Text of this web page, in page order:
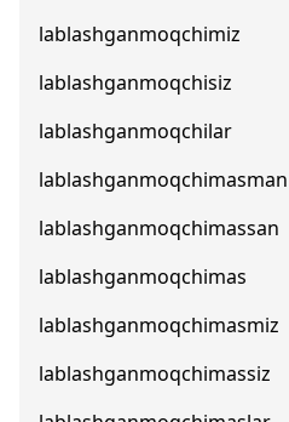
lablashganmoqchimiz
lablashganmoqchisiz
lablashganmoqchilar
lablashganmoqchimasman
lablashganmoqchimassan
lablashganmoqchimas
lablashganmoqchimasmiz
lablashganmoqchimassiz